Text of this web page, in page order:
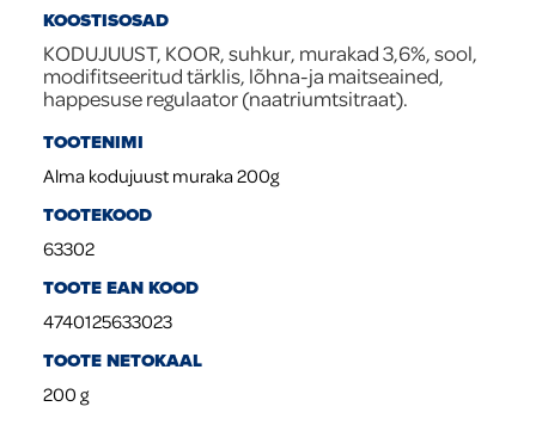
KOOSTISOSAD
KODUJUUST, KOOR, suhkur, murakad 3,6%, sool,
modifitseeritud tärklis, lõhna-ja maitseained,
happesuse regulaator (naatriumtsitraat).
TOOTENIMI
Alma kodujuust muraka 200g
TOOTEKOOD
63302
TOOTE EAN KOOD
4740125633023
TOOTE NETOKAAL
200 g